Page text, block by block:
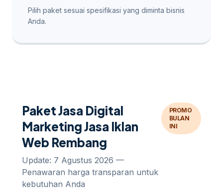
Pilih paket sesuai spesifikasi yang diminta bisnis
Anda.
Paket Jasa Digital
Marketing Jasa Iklan
Web Rembang
Update: 7 Agustus 2026 —
Penawaran harga transparan untuk
kebutuhan Anda
PROMO
BULAN
INI